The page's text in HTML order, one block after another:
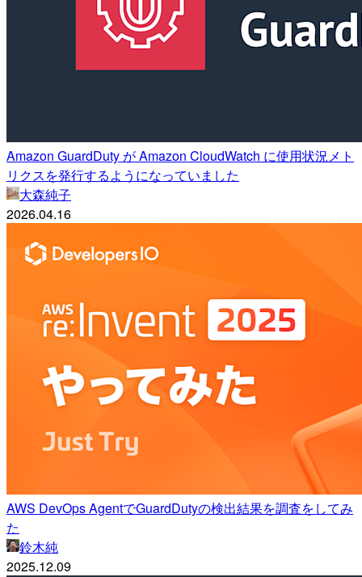
Amazon GuardDuty が Amazon CloudWatch に使用状況メト
リクスを発行するようになっていました
大森純子
2026.04.16
AWS DevOps AgentでGuardDutyの検出結果を調査をしてみ
た
鈴木純
2025.12.09